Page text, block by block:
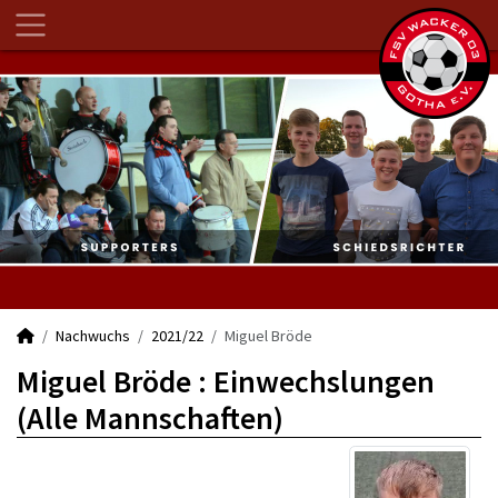
Nachwuchs 2021/22 Miguel Bröde
Miguel Bröde : Einwechslungen
(Alle Mannschaften)